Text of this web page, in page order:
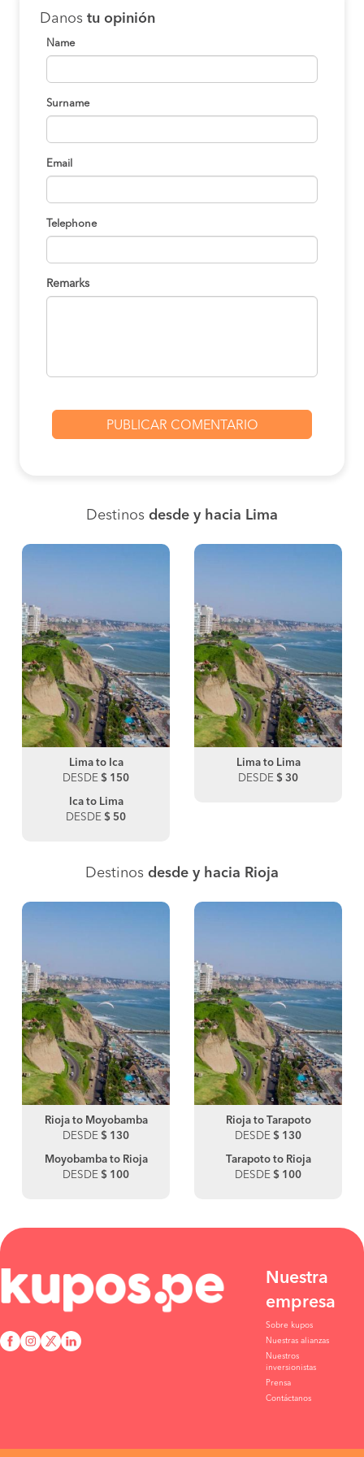
Danos tu opinión
Name
Surname
Email
Telephone
Remarks
Destinos desde y hacia Lima
Lima to Ica
DESDE $ 150
Ica to Lima
DESDE $ 50
Lima to Lima
DESDE $ 30
Destinos desde y hacia Rioja
Rioja to Moyobamba
DESDE $ 130
Moyobamba to Rioja
DESDE $ 100
Rioja to Tarapoto
DESDE $ 130
Tarapoto to Rioja
DESDE $ 100
Nuestra
empresa
Sobre kupos
Nuestras alianzas
Nuestros
inversionistas
Prensa
Contáctanos